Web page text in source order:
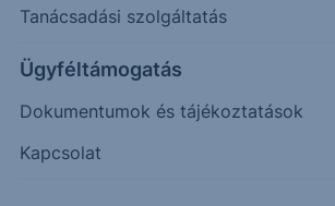
Tanácsadási szolgáltatás
Ügyféltámogatás
Dokumentumok és tájékoztatások
Kapcsolat
2.0600